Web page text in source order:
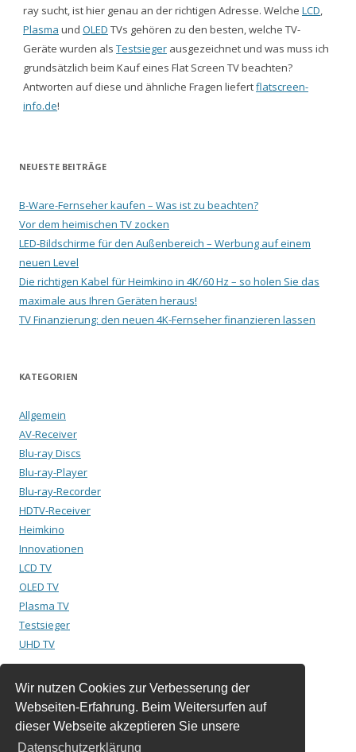
Wir nutzen Cookies zur Verbesserung der
Webseiten-Erfahrung. Beim Weitersurfen auf
dieser Webseite akzeptieren Sie unsere
Datenschutzerklärung
ray sucht, ist hier genau an der richtigen Adresse. Welche LCD,
Plasma und OLED TVs gehören zu den besten, welche TV-
Geräte wurden als Testsieger ausgezeichnet und was muss ich
grundsätzlich beim Kauf eines Flat Screen TV beachten?
Antworten auf diese und ähnliche Fragen liefertflatscreen-
info.de!
NEUESTE BEITRÄGE
B-Ware-Fernseher kaufen – Was ist zu beachten?
Vor dem heimischen TV zocken
LED-Bildschirme für den Außenbereich – Werbung auf einem
neuen Level
Die richtigen Kabel für Heimkino in 4K/60 Hz – so holen Sie das
maximale aus Ihren Geräten heraus!
TV Finanzierung: den neuen 4K-Fernseher finanzieren lassen
KATEGORIEN
Allgemein
AV-Receiver
Blu-ray Discs
Blu-ray-Player
Blu-ray-Recorder
HDTV-Receiver
Heimkino
Innovationen
LCD TV
OLED TV
Plasma TV
Testsieger
UHD TV
Suchen
nach: